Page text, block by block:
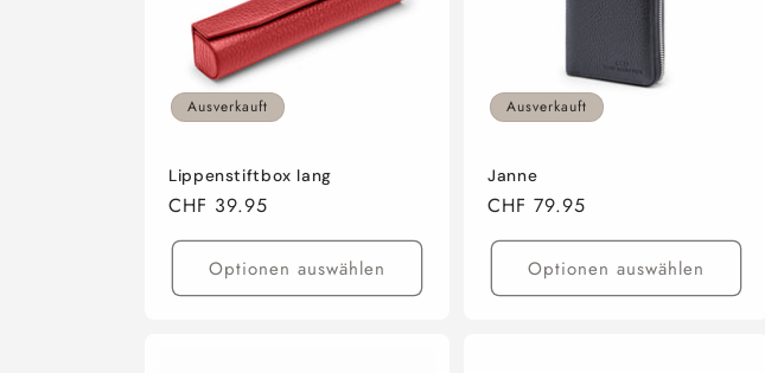
Ausverkauft
Lippenstiftbox lang
Normaler
Preis
CHF 39.95
Optionen auswählen
Ausverkauft
Janne
Normaler
Preis
CHF 79.95
Optionen auswählen